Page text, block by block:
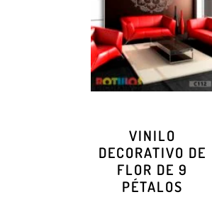
VINILO
DECORATIVO DE
FLOR DE 9
PÉTALOS